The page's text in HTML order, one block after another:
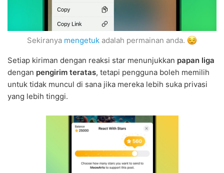
Sekiranya mengetuk adalah permainan anda.
Setiap kiriman dengan reaksi star menunjukkan papan liga
dengan pengirim teratas, tetapi pengguna boleh memilih
untuk tidak muncul di sana jika mereka lebih suka privasi
yang lebih tinggi.